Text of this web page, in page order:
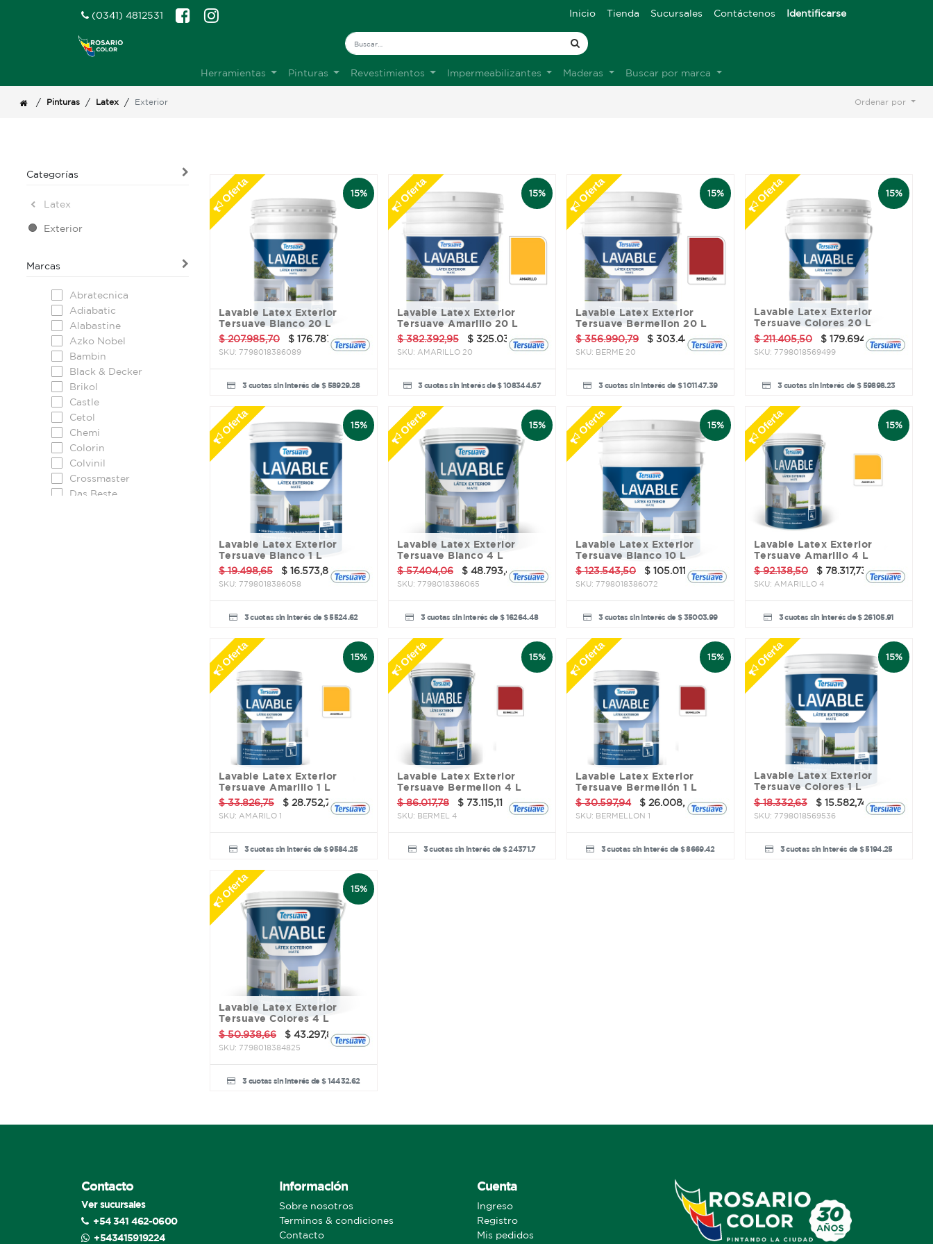
(0341) 4812531 Inicio Tienda Sucursales Contáctenos Identificarse
Herramientas Pinturas Revestimientos Impermeabilizantes Maderas Buscar por marca
/ Pinturas / Latex / Exterior Ordenar por
Categorías
Latex
Exterior
Marcas
Abratecnica
Adiabatic
Alabastine
Azko Nobel
Bambin
Black & Decker
Brikol
Castle
Cetol
Chemi
Colorin
Colvinil
Crossmaster
Das Beste
15%
Oferta
Lavable Latex Exterior
Tersuave Blanco 20 L
$207.985,70 $ 176.787,85
SKU: 7798018386089
3 cuotas sin interés de $ 58929.28
15%
Oferta
Lavable Latex Exterior
Tersuave Amarillo 20 L
$382.392,95 $ 325.034,01
SKU: AMARILLO 20
3 cuotas sin interés de $ 108344.67
15%
Oferta
Lavable Latex Exterior
Tersuave Bermellon 20 L
$356.990,79 $ 303.442,17
SKU: BERME 20
3 cuotas sin interés de $ 101147.39
15%
Oferta
Lavable Latex Exterior
Tersuave Colores 20 L
$211.405,50 $ 179.694,68
SKU: 7798018569499
3 cuotas sin interés de $ 59898.23
15%
Oferta
Lavable Latex Exterior
Tersuave Blanco 1 L
$19.498,65 $ 16.573,85
SKU: 7798018386058
3 cuotas sin interés de $ 5524.62
15%
Oferta
Lavable Latex Exterior
Tersuave Blanco 4 L
$57.404,06 $ 48.793,45
SKU: 7798018386065
3 cuotas sin interés de $ 16264.48
15%
Oferta
Lavable Latex Exterior
Tersuave Blanco 10 L
$123.543,50 $ 105.011,98
SKU: 7798018386072
3 cuotas sin interés de $ 35003.99
15%
Oferta
Lavable Latex Exterior
Tersuave Amarillo 4 L
$92.138,50 $ 78.317,73
SKU: AMARILLO 4
3 cuotas sin interés de $ 26105.91
15%
Oferta
Lavable Latex Exterior
Tersuave Amarillo 1 L
$33.826,75 $ 28.752,74
SKU: AMARILO 1
3 cuotas sin interés de $ 9584.25
15%
Oferta
Lavable Latex Exterior
Tersuave Bermellon 4 L
$86.017,78 $ 73.115,11
SKU: BERMEL 4
3 cuotas sin interés de $ 24371.7
15%
Oferta
Lavable Latex Exterior
Tersuave Bermellón 1 L
$30.597,94 $ 26.008,25
SKU: BERMELLON 1
3 cuotas sin interés de $ 8669.42
15%
Oferta
Lavable Latex Exterior
Tersuave Colores 1 L
$18.332,63 $ 15.582,74
SKU: 7798018569536
3 cuotas sin interés de $ 5194.25
15%
Oferta
Lavable Latex Exterior
Tersuave Colores 4 L
$50.938,66 $ 43.297,86
SKU: 7798018384825
3 cuotas sin interés de $ 14432.62
Contacto
Ver sucursales
+54 341 462-0600
+543415919224
Información
Sobre nosotros
Terminos & condiciones
Contacto
Cuenta
Ingreso
Registro
Mis pedidos